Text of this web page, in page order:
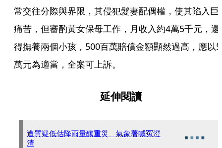
常交往分際與界限，其侵犯髮妻配偶權，使其陷入巨
痛苦，但審酌黃女保母工作，月收入約4萬5千元，還
得撫養兩個小孩，500百萬賠償金額顯然過高，應以
萬元為適當，全案可上訴。
延伸閱讀
遭質疑低估降雨量釀重災 氣象署喊冤澄
清